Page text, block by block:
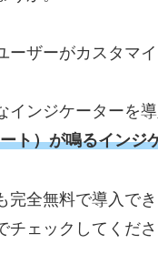
ーザーがカスタマ
ンジケーターを
ト）が鳴るインジ
完全無料で導入で
ェックしてくださ